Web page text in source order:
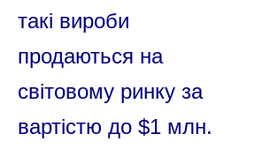
такі вироби
продаються на
світовому ринку за
вартістю до $1 млн.